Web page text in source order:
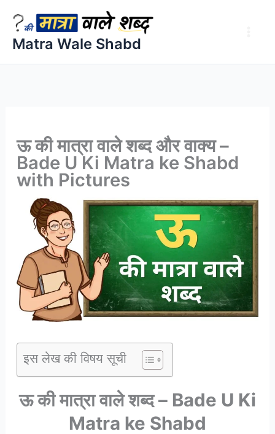
content
Matra Wale Shabd
ऊ की मात्रा वाले शब्द और वाक्य –
Bade U Ki Matra ke Shabd
with Pictures
इस लेख की विषय सूची
ऊ की मात्रा वाले शब्द – Bade U Ki
Matra ke Shabd